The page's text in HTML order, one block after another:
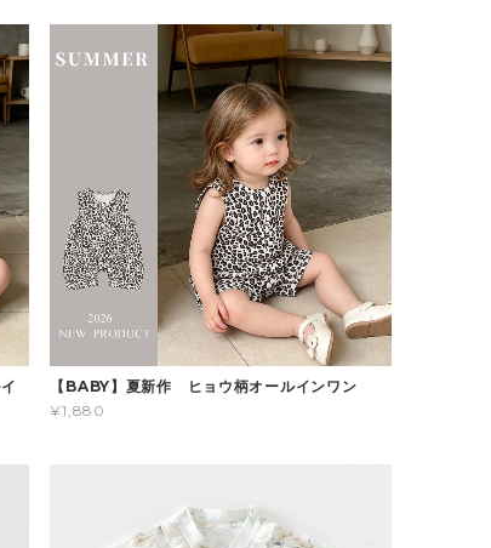
【BABY】夏新作 ヒョウ柄オールインワン
¥1,880